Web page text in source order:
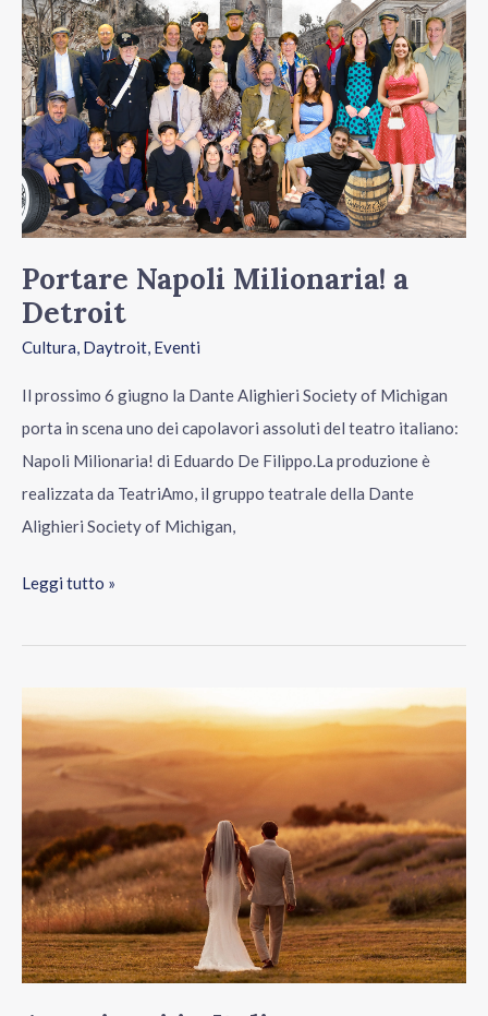
Portare Napoli Milionaria! a
Detroit
Cultura, Daytroit, Eventi
Il prossimo 6 giugno la Dante Alighieri Society of Michigan
porta in scena uno dei capolavori assoluti del teatro italiano:
Napoli Milionaria! di Eduardo De Filippo.La produzione è
realizzata da TeatriAmo, il gruppo teatrale della Dante
Alighieri Society of Michigan,
Milionaria!
a
Detroit
Leggi tutto »
Italia
sposarsi:
il
Paese
come
palcoscenico